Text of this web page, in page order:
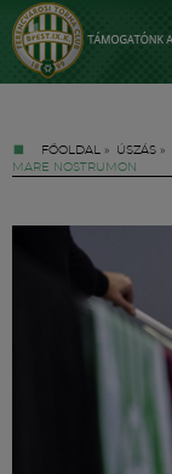
FŐOLDAL » ÚSZÁS »
MARE NOSTRUMON
FM YouTube +